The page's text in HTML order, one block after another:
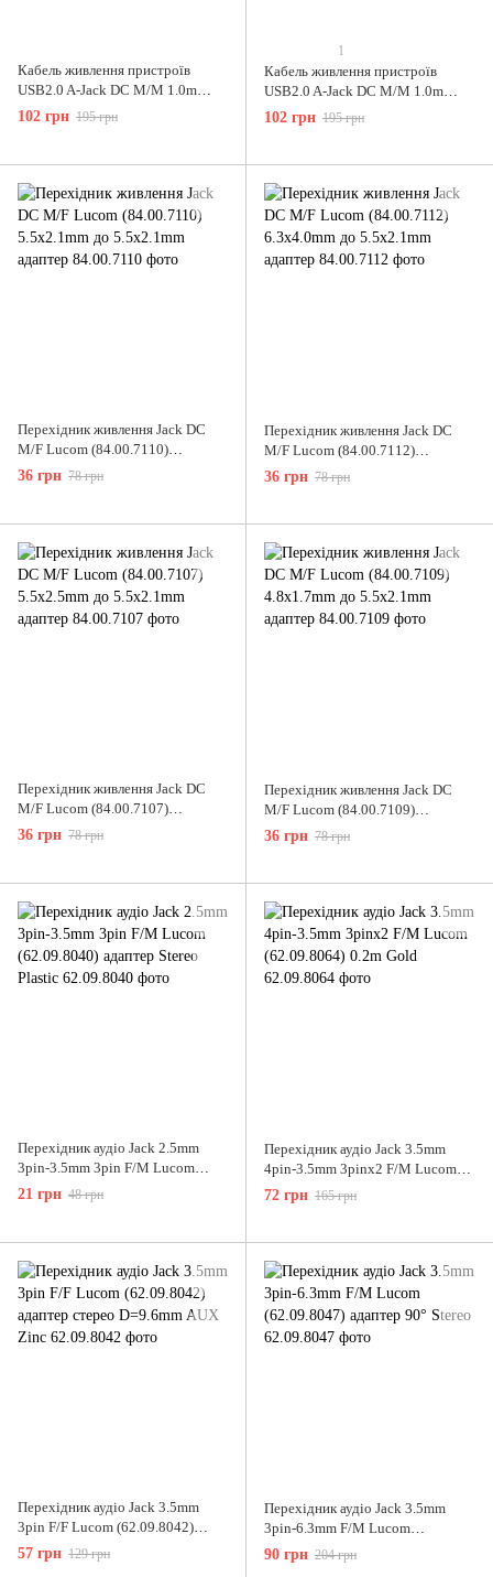
Кабель живлення пристроїв
USB2.0 A-Jack DC M/M 1.0m
Lucom (84.00.7085) 4.0x1.7mm
Power AWG24 Cu
102 грн 195 грн
1
Кабель живлення пристроїв
USB2.0 A-Jack DC M/M 1.0m
Lucom (84.00.7086) 3.5x1.35mm
Power AWG24 Cu
102 грн 195 грн
Перехідник живлення Jack DC
M/F Lucom (84.00.7110)
5.5x2.1mm до 5.5x2.1mm адаптер
36 грн 78 грн
Перехідник живлення Jack DC
M/F Lucom (84.00.7112)
6.3x4.0mm до 5.5x2.1mm адаптер
36 грн 78 грн
Перехідник живлення Jack DC
M/F Lucom (84.00.7107)
5.5x2.5mm до 5.5x2.1mm адаптер
36 грн 78 грн
Перехідник живлення Jack DC
M/F Lucom (84.00.7109)
4.8x1.7mm до 5.5x2.1mm адаптер
36 грн 78 грн
Перехідник аудіо Jack 2.5mm
3pin-3.5mm 3pin F/M Lucom
(62.09.8040) адаптер Stereo
Plastic
21 грн 48 грн
Перехідник аудіо Jack 3.5mm
4pin-3.5mm 3pinx2 F/M Lucom
(62.09.8064) 0.2m Gold
72 грн 165 грн
Перехідник аудіо Jack 3.5mm
3pin F/F Lucom (62.09.8042)
адаптер стерео D=9.6mm AUX
Zinc
57 грн 129 грн
Перехідник аудіо Jack 3.5mm
3pin-6.3mm F/M Lucom
(62.09.8047) адаптер 90° Stereo
90 грн 204 грн